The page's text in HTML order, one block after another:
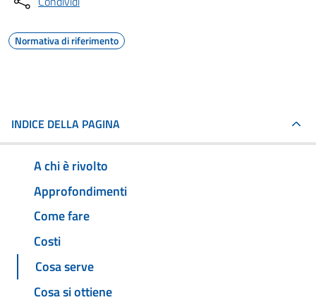
Normativa di riferimento
INDICE DELLA PAGINA
A chi è rivolto
Approfondimenti
Come fare
Costi
Cosa serve
Cosa si ottiene